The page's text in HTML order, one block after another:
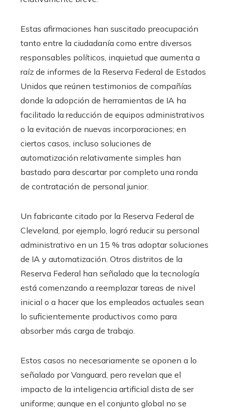
Estas afirmaciones han suscitado preocupación
tanto entre la ciudadanía como entre diversos
responsables políticos, inquietud que aumenta a
raíz de informes de la Reserva Federal de Estados
Unidos que reúnen testimonios de compañías
donde la adopción de herramientas de IA ha
facilitado la reducción de equipos administrativos
o la evitación de nuevas incorporaciones; en
ciertos casos, incluso soluciones de
automatización relativamente simples han
bastado para descartar por completo una ronda
de contratación de personal junior.
Un fabricante citado por la Reserva Federal de
Cleveland, por ejemplo, logró reducir su personal
administrativo en un 15 % tras adoptar soluciones
de IA y automatización. Otros distritos de la
Reserva Federal han señalado que la tecnología
está comenzando a reemplazar tareas de nivel
inicial o a hacer que los empleados actuales sean
lo suficientemente productivos como para
absorber más carga de trabajo.
Estos casos no necesariamente se oponen a lo
señalado por Vanguard, pero revelan que el
impacto de la inteligencia artificial dista de ser
uniforme; aunque en el conjunto global no se